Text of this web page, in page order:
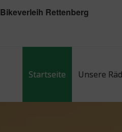
Bikeverleih Rettenberg
Startseite Unsere